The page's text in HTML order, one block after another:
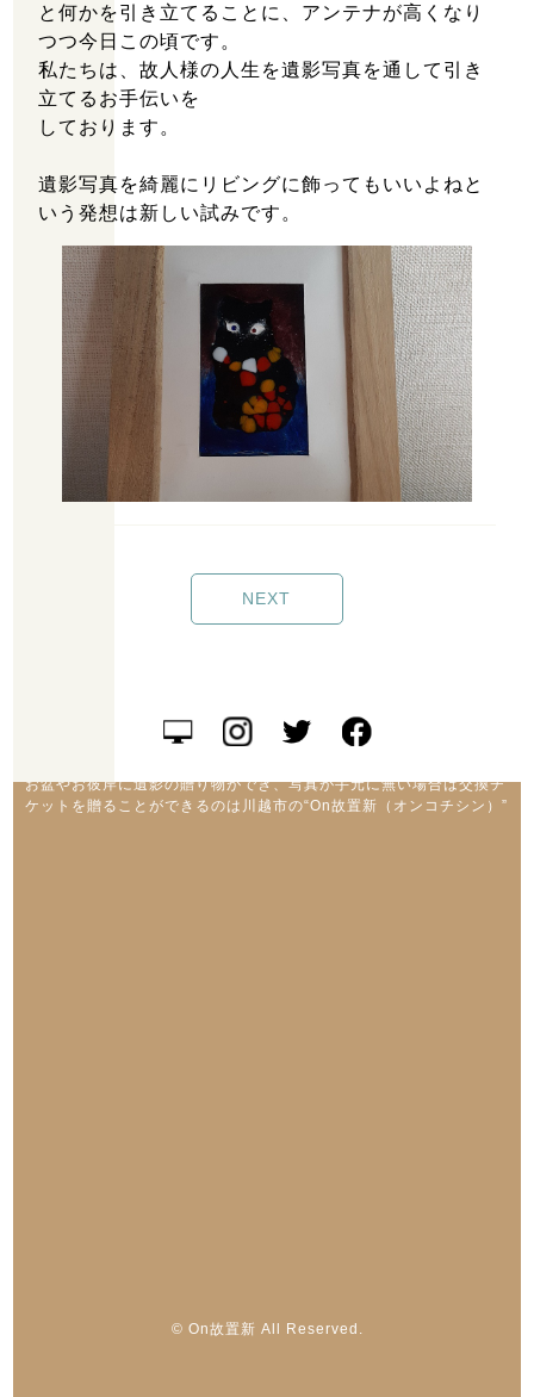
と何かを引き立てることに、アンテナが高くなり
つつ今日この頃です。
私たちは、故人様の人生を遺影写真を通して引き
立てるお手伝いを
しております。
遺影写真を綺麗にリビングに飾ってもいいよねと
いう発想は新しい試みです。
NEXT
住所：埼玉県川越市六軒町2丁目3-1 エマブル六軒町
営業時間：9:00～18:00
お盆やお彼岸に遺影の贈り物ができ、写真が手元に無い場合は交換チ
ケットを贈ることができるのは川越市の“On故置新（オンコチシン）”
© On故置新 All Reserved.